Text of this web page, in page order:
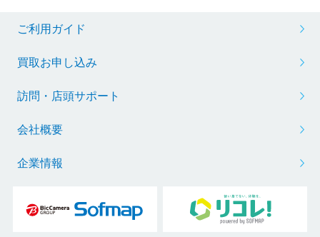
ご利用ガイド
買取お申し込み
訪問・店頭サポート
会社概要
企業情報